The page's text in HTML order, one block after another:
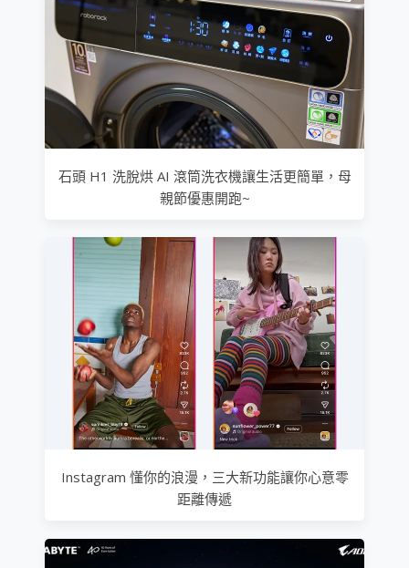
石頭 H1 洗脫烘 AI 滾筒洗衣機讓生活更簡單，母
親節優惠開跑~
Instagram 懂你的浪漫，三大新功能讓你心意零
距離傳遞